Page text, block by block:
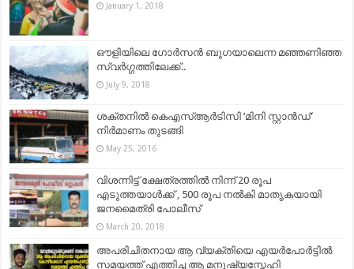
January 1, 2018
ഔളിയിലെ ഗോർസൻ ബുഗയാലെന്ന മഞ്ഞണിഞ്ഞ
സ്വർഗ്ഗത്തിലേക്ക്..
July 9, 2018
ശക്തനില്‍ കെഎസ്ആര്‍ടിസി ‘മിനി സ്റ്റാന്‍ഡ്’
നിര്‍മാണം തുടങ്ങി
May 25, 2016
വിശന്നിട്ട് ക്ഷേത്രത്തിൽ നിന്ന് 20 രൂപ
എടുത്തയാൾക്ക് , 500 രൂപ നൽകി മാതൃകയായി
ജനമൈത്രി പോലീസ്
March 20, 2018
അപരിചിതനായ ആ വ്യക്തിയെ എയർപോർട്ടിൽ
സമയത്ത്‌ എത്തിച്ച ആ മനുഷ്യസ്നേഹി